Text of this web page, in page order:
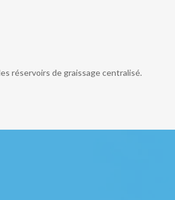
réservoirs de graissage centralisé.